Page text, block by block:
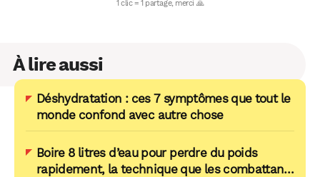
À lire aussi
Déshydratation : ces 7 symptômes que tout le
monde confond avec autre chose
Boire 8 litres d’eau pour perdre du poids
rapidement, la technique que les combattants